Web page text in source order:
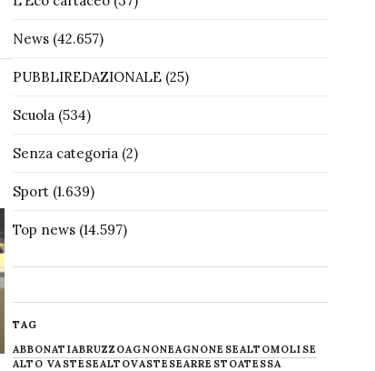
News(42.657)
PUBBLIREDAZIONALE(25)
Scuola(534)
Senza categoria(2)
Sport(1.639)
Top news(14.597)
TAG
ABBONATIABRUZZOAGNONEAGNONESEALTOMOLISE
ALTO VASTESEALTOVASTESEARRESTOATESSA